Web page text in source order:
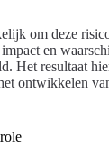
om deze
en
Het resultaat
ontwikkelen